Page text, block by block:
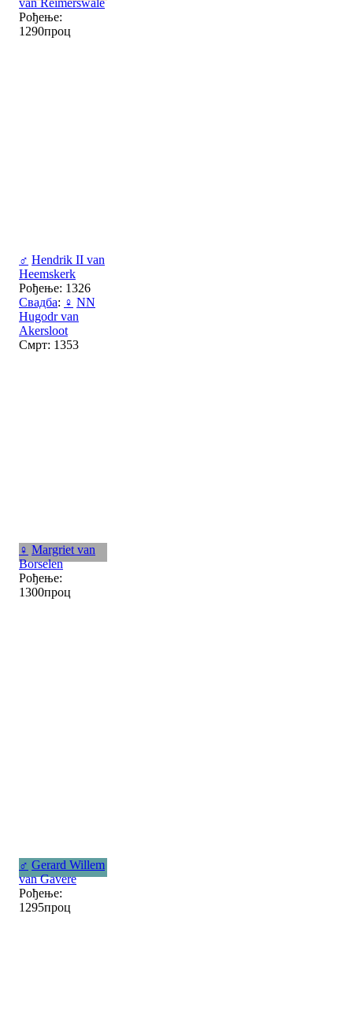
van Reimerswale
Рођење:
1290проц
♂ Hendrik II van
Heemskerk
Рођење: 1326
Свадба: ♀ NN
Hugodr van
Akersloot
Смрт: 1353
♀ Margriet van
Borselen
Рођење:
1300проц
♂ Gerard Willem
van Gavere
Рођење:
1295проц